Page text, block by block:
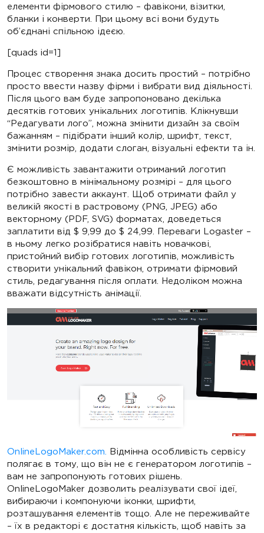
елементи фірмового стилю – фавікони, візитки,
бланки і конверти. При цьому всі вони будуть
об’єднані спільною ідеєю.
[quads id=1]
Процес створення знака досить простий – потрібно
просто ввести назву фірми і вибрати вид діяльності.
Після цього вам буде запропоновано декілька
десятків готових унікальних логотипів. Клікнувши
“Редагувати лого”, можна змінити дизайн за своїм
бажанням – підібрати інший колір, шрифт, текст,
змінити розмір, додати слоган, візуальні ефекти та ін.
Є можливість завантажити отриманий логотип
безкоштовно в мінімальному розмірі – для цього
потрібно завести аккаунт. Щоб отримати файл у
великій якості в растровому (PNG, JPEG) або
векторному (PDF, SVG) форматах, доведеться
заплатити від $ 9,99 до $ 24,99. Переваги Logaster –
в ньому легко розібратися навіть новачкові,
пристойний вибір готових логотипів, можливість
створити унікальний фавікон, отримати фірмовий
стиль, редагування після оплати. Недоліком можна
вважати відсутність анімації.
OnlineLogoMaker.com. Відмінна особливість сервісу
полягає в тому, що він не є генератором логотипів –
вам не запропонують готових рішень.
OnlineLogoMaker дозволить реалізувати свої ідеї,
вибираючи і компонуючи іконки, шрифти,
розташування елементів тощо. Але не переживайте
– їх в редакторі є достатня кількість, щоб навіть за